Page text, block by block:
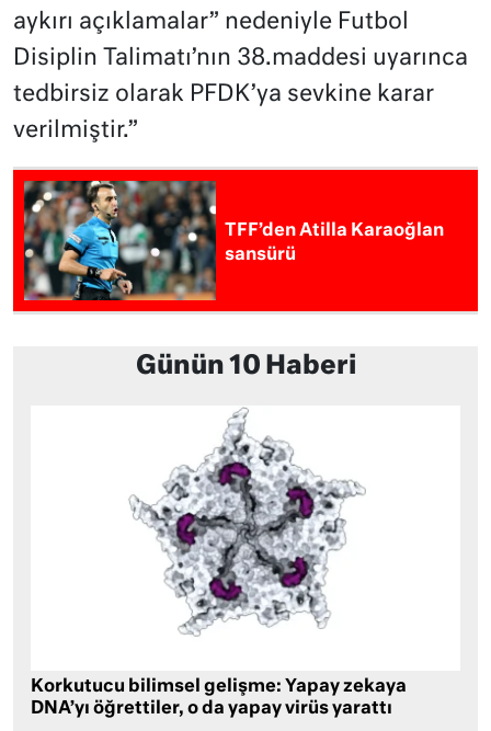
aykırı açıklamalar” nedeniyle Futbol
Disiplin Talimatı’nın 38.maddesi uyarınca
tedbirsiz olarak PFDK’ya sevkine karar
verilmiştir.”
TFF’den Atilla Karaoğlan
sansürü
Günün 10 Haberi
Korkutucu bilimsel gelişme: Yapay zekaya
DNA’yı öğrettiler, o da yapay virüs yarattı